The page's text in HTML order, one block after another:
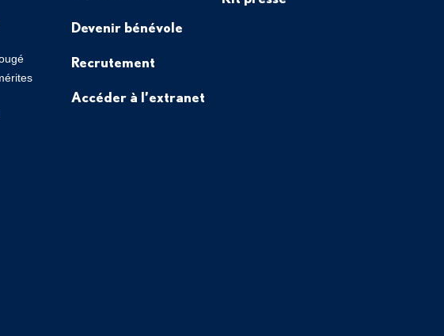
Devenir bénévole
Recrutement
Accéder à l’extranet